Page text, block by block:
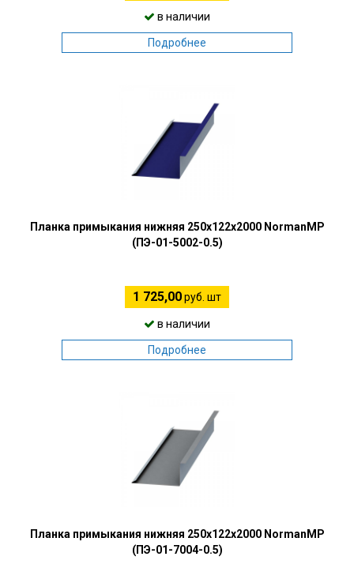
в наличии
Подробнее
Планка примыкания нижняя 250х122х2000 NormanMP
(ПЭ-01-5002-0.5)
1 725,00руб. шт
в наличии
Подробнее
Планка примыкания нижняя 250х122х2000 NormanMP
(ПЭ-01-7004-0.5)